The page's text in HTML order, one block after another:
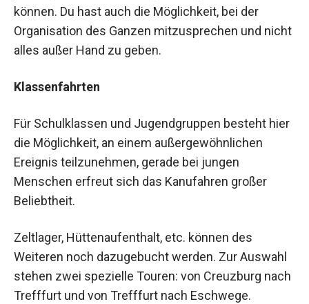
können. Du hast auch die Möglichkeit, bei der
Organisation des Ganzen mitzusprechen und nicht
alles außer Hand zu geben.
Klassenfahrten
Für Schulklassen und Jugendgruppen besteht hier
die Möglichkeit, an einem außergewöhnlichen
Ereignis teilzunehmen, gerade bei jungen
Menschen erfreut sich das Kanufahren großer
Beliebtheit.
Zeltlager, Hüttenaufenthalt, etc. können des
Weiteren noch dazugebucht werden. Zur Auswahl
stehen zwei spezielle Touren: von Creuzburg nach
Trefffurt und von Trefffurt nach Eschwege.